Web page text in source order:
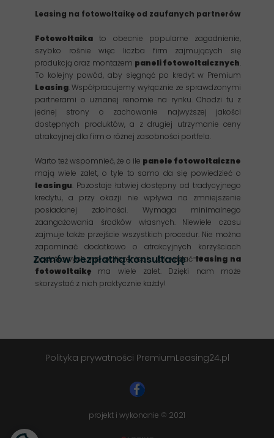
Zamów bezpłatną konsultację
Leasing na fotowoltaikę od zaufanych partnerów
Fotowoltaika to obecnie popularne zagadnienie,
szybko rośnie więc liczba firm zajmujących się
produkcją oraz montażem paneli fotowoltaicznych.
To kolejny powód, aby sięgnąć po kredyt w Premium
Leasing. Współpracujemy wyłącznie ze sprawdzonymi
partnerami o uznanej renomie na rynku. Chodzi tu z
jednej strony o zachowanie najwyższej jakości
dostępnych produktów, a z drugiej utrzymanie ceny
atrakcyjnej dla firm o różnej zasobności portfela.
Warto też wspomnieć, że o ile panele fotowoltaiczne
mają wiele zalet, o tyle to samo da się powiedzieć o
leasingu. Pozostaje łatwiej dostępny od tradycyjnego
kredytu, a przy okazji nie wpływa na zmniejszenie
posiadanej zdolności. Wymaga minimalnego
zaangażowania środków własnych. Niewiele czasu
zajmuje także przejście wszystkich procedur. Nie można
zapominać dodatkowo o atrakcyjnych korzyściach
podatkowych, np. odliczeniach. Jak widaćleasing na
fotowoltaikę ma wiele zalet. Dzięki nam może
skorzystać z nich praktycznie każdy!
Polityka prywatności PremiumLeasing24.pl
projekt i wykonanie 2021